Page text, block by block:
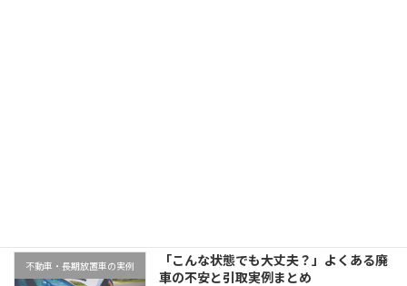
不動車・長期放置車の実例
「こんな状態でも大丈夫？」よくある廃
車の不安と引取実例まとめ